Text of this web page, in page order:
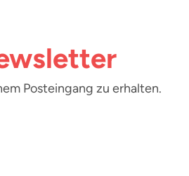
Posteingang zu erhalten.